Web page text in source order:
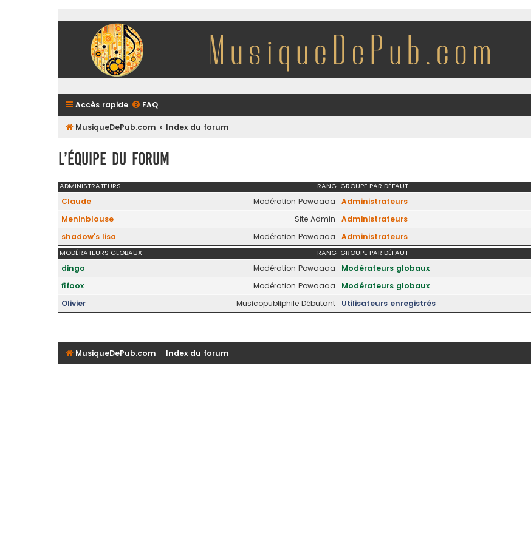
Accès rapide FAQ
MusiqueDePub.com Index du forum
L’équipe du forum
RANG
ADMINISTRATEURS GROUPE PAR DÉFAUT
Modération Powaaaa
Claude Administrateurs
Site Admin
Meninblouse Administrateurs
Modération Powaaaa
shadow's lisa Administrateurs
RANG
MODÉRATEURS GLOBAUX GROUPE PAR DÉFAUT
Modération Powaaaa
dingo Modérateurs globaux
Modération Powaaaa
fifoox Modérateurs globaux
Musicopubliphile Débutant
Olivier Utilisateurs enregistrés
MusiqueDePub.com Index du forum